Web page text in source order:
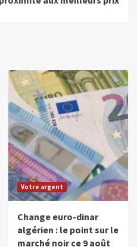
Votre argent
Change euro-dinar
algérien : le point sur le
marché noir ce 9 août